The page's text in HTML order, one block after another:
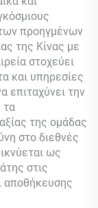
προηγμένων
της Κίνας με
στοχεύει
και υπηρεσίες
επιταχύνει την
τα
της ομάδας
στο διεθνές
ως
στις
αποθήκευσης